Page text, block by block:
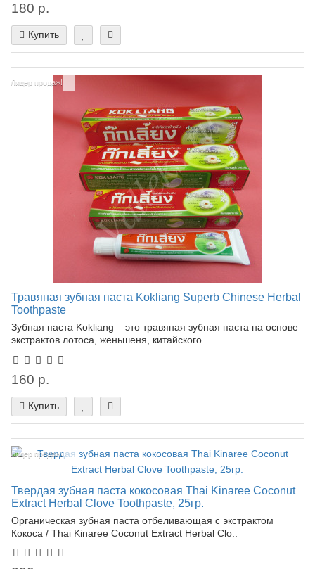
180 р.
Купить
Лидер продаж!
Травяная зубная паста Kokliang Superb Chinese Herbal
Toothpaste
Зубная паста Kokliang – это травяная зубная паста на основе
экстрактов лотоса, женьшеня, китайского ..
160 р.
Купить
Лидер продаж!
Твердая зубная паста кокосовая Thai Kinaree Coconut
Extract Herbal Clove Toothpaste, 25гр.
Органическая зубная паста отбеливающая с экстрактом
Кокоса / Thai Kinaree Coconut Extract Herbal Clo..